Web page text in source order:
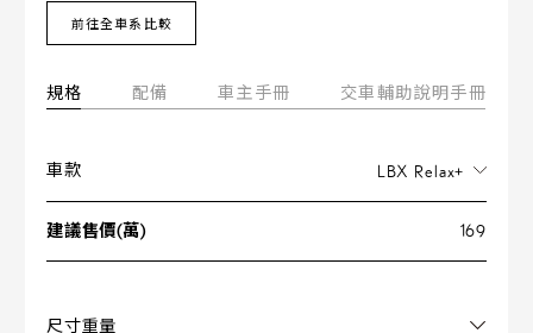
規格 配備 車主手冊 交車輔助說明手冊
前往全車系比較
車款 LBX Relax+
建議售價(萬) 169
尺寸重量